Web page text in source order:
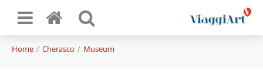
Home Cherasco Museum